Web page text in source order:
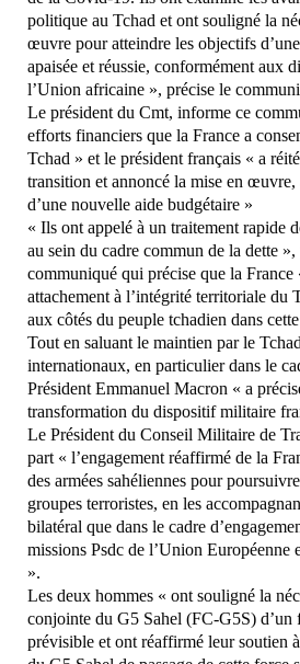
politique au Tchad et ont souligné la
œuvre pour atteindre les objectifs
apaisée et réussie, conformément aux
l’Union africaine », précise le
Le président du Cmt, informe ce
efforts financiers que la France a
Tchad » et le président français « a
transition et annoncé la mise en œuvre,
d’une nouvelle aide budgétaire »
« Ils ont appelé à un traitement rapide
au sein du cadre commun de la dette
communiqué qui précise que la France
attachement à l’intégrité territoriale du
aux côtés du peuple tchadien dans
Tout en saluant le maintien par le
internationaux, en particulier dans le
Président Emmanuel Macron « a
transformation du dispositif militaire
Le Président du Conseil Militaire de
part « l’engagement réaffirmé de la
des armées sahéliennes pour
groupes terroristes, en les
bilatéral que dans le cadre
missions Psdc de l’Union Européenne
».
Les deux hommes « ont souligné la
conjointe du G5 Sahel (FC-G5S) d’un
prévisible et ont réaffirmé leur soutien